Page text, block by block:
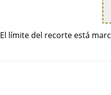
El límite del recorte está